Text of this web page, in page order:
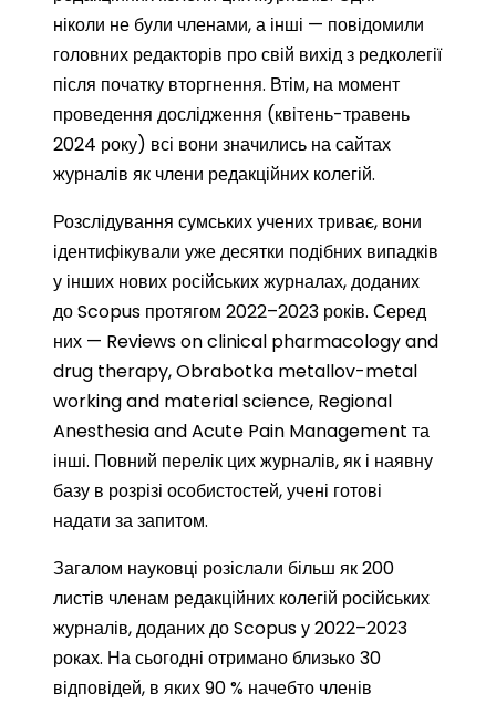
ніколи не були членами, а інші — повідомили
головних редакторів про свій вихід з редколегії
після початку вторгнення. Втім, на момент
проведення дослідження (квітень-травень
2024 року) всі вони значились на сайтах
журналів як члени редакційних колегій.
Розслідування сумських учених триває, вони
ідентифікували уже десятки подібних випадків
у інших нових російських журналах, доданих
до Scopus протягом 2022–2023 років. Серед
них — Reviews on clinical pharmacology and
drug therapy, Obrabotka metallov-metal
working and material science, Regional
Anesthesia and Acute Pain Management та
інші. Повний перелік цих журналів, як і наявну
базу в розрізі особистостей, учені готові
надати за запитом.
Загалом науковці розіслали більш як 200
листів членам редакційних колегій російських
журналів, доданих до Scopus у 2022–2023
роках. На сьогодні отримано близько 30
відповідей, в яких 90 % начебто членів